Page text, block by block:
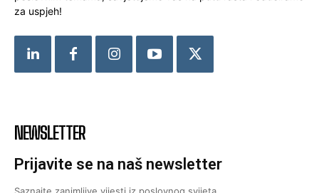
za uspjeh!
NEWSLETTER
Prijavite se na naš newsletter